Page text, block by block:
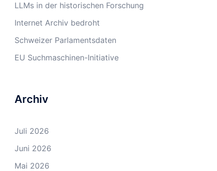
LLMs in der historischen Forschung
Internet Archiv bedroht
Schweizer Parlamentsdaten
EU Suchmaschinen-Initiative
Archiv
Juli 2026
Juni 2026
Mai 2026